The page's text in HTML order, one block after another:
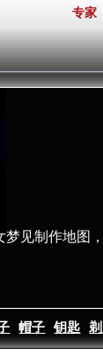
专家
见制作地图
帽子 钥匙